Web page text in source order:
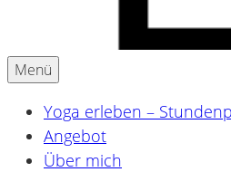
Claudia Lackner
Yoga & Ayurveda für
Menü
Yoga erleben –
Angebot
Über mich